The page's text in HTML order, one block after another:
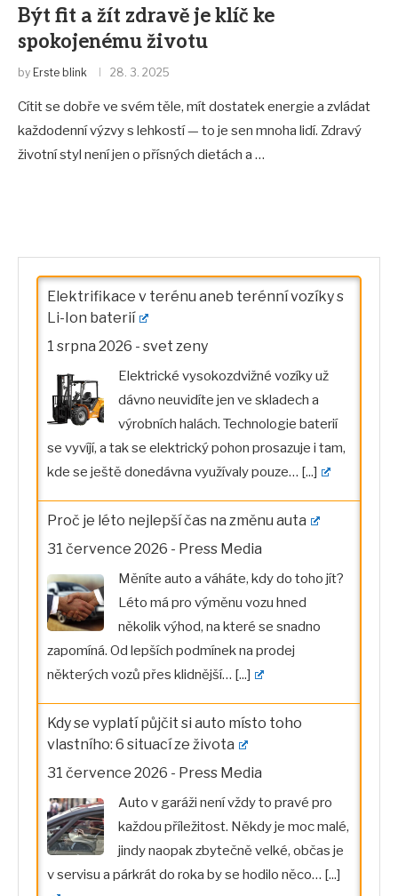
Být fit a žít zdravě je klíč ke
spokojenému životu
by Erste blink 28. 3. 2025
Cítit se dobře ve svém těle, mít dostatek energie a zvládat
každodenní výzvy s lehkostí — to je sen mnoha lidí. Zdravý
životní styl není jen o přísných dietách a …
Elektrifikace v terénu aneb terénní vozíky s
Li-Ion baterií
1 srpna 2026 - svet zeny
Elektrické vysokozdvižné vozíky už
dávno neuvidíte jen ve skladech a
výrobních halách. Technologie baterií
se vyvíjí, a tak se elektrický pohon prosazuje i tam,
kde se ještě donedávna využívaly pouze… [...]
Proč je léto nejlepší čas na změnu auta
31 července 2026 - Press Media
Měníte auto a váháte, kdy do toho jít?
Léto má pro výměnu vozu hned
několik výhod, na které se snadno
zapomíná. Od lepších podmínek na prodej
některých vozů přes klidnější… [...]
Kdy se vyplatí půjčit si auto místo toho
vlastního: 6 situací ze života
31 července 2026 - Press Media
Auto v garáži není vždy to pravé pro
každou příležitost. Někdy je moc malé,
jindy naopak zbytečně velké, občas je
v servisu a párkrát do roka by se hodilo něco… [...]